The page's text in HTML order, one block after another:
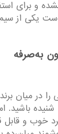
و برای
یکی از
به‌صرفه
را در میان
باشید.
خوب و قابل